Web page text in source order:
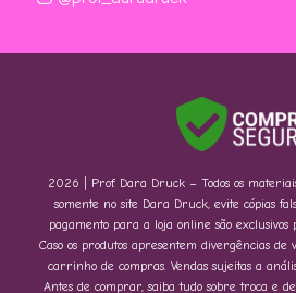
2026 | Prof. Dara Druck – Todos os
somente no site Dara Druck, evite cópias
pagamento para a loja online são
Caso os produtos apresentem divergências de
carrinho de compras. Vendas sujeitas a
Antes de comprar, saiba tudo sobre troca e